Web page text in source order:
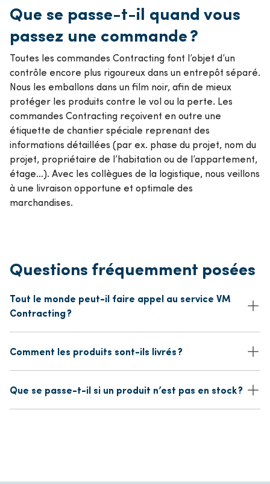
Que se passe-t-il quand vous
passez une commande ?
Toutes les commandes Contracting font l’objet d’un
contrôle encore plus rigoureux dans un entrepôt séparé.
Nous les emballons dans un film noir, afin de mieux
protéger les produits contre le vol ou la perte. Les
commandes Contracting reçoivent en outre une
étiquette de chantier spéciale reprenant des
informations détaillées (par ex. phase du projet, nom du
projet, propriétaire de l’habitation ou de l’appartement,
étage…). Avec les collègues de la logistique, nous veillons
à une livraison opportune et optimale des
marchandises.
Questions fréquemment posées
Tout le monde peut-il faire appel au service VM
Contracting ?
Comment les produits sont-ils livrés ?
Que se passe-t-il si un produit n’est pas en stock ?